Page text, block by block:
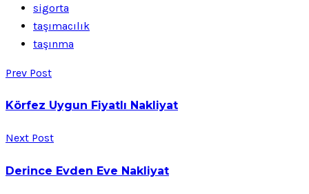
sigorta
taşımacılık
taşınma
Prev Post
Körfez Uygun Fiyatlı Nakliyat
Next Post
Derince Evden Eve Nakliyat